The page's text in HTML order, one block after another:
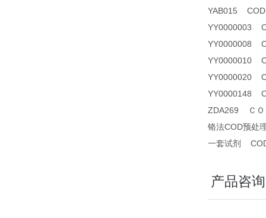
YAB015
YY0000003
YY0000008
YY0000010
YY0000020
YY0000148
ZDA269 ＣＯ
铬法COD预处
一套试剂
产品咨询